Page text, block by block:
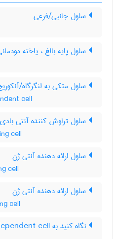
سلول جانبی/فرعی
سلول پایه بالغ ، یاخته
سلول متکی به لنگرگاه/
cell
سلول تراوش کننده آنتی بادی
cell
سلول ارائه دهنده آنتی ژن
cell
سلول ارائه دهنده آنتی ژن
cell
نگاه کنید به Bursa dependent cell